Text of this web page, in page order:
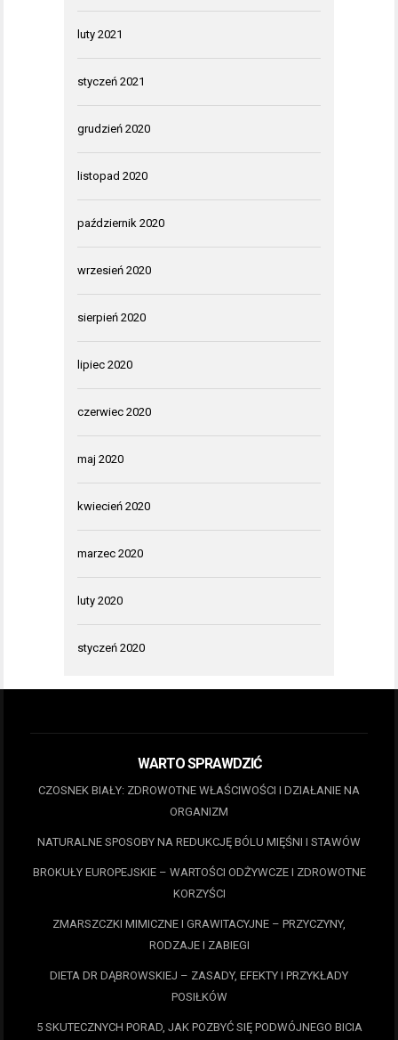
luty 2021
styczeń 2021
grudzień 2020
listopad 2020
październik 2020
wrzesień 2020
sierpień 2020
lipiec 2020
czerwiec 2020
maj 2020
kwiecień 2020
marzec 2020
luty 2020
styczeń 2020
WARTO SPRAWDZIĆ
CZOSNEK BIAŁY: ZDROWOTNE WŁAŚCIWOŚCI I DZIAŁANIE NA
ORGANIZM
NATURALNE SPOSOBY NA REDUKCJĘ BÓLU MIĘŚNI I STAWÓW
BROKUŁY EUROPEJSKIE – WARTOŚCI ODŻYWCZE I ZDROWOTNE
KORZYŚCI
ZMARSZCZKI MIMICZNE I GRAWITACYJNE – PRZYCZYNY,
RODZAJE I ZABIEGI
DIETA DR DĄBROWSKIEJ – ZASADY, EFEKTY I PRZYKŁADY
POSIŁKÓW
5 SKUTECZNYCH PORAD, JAK POZBYĆ SIĘ PODWÓJNEGO BICIA